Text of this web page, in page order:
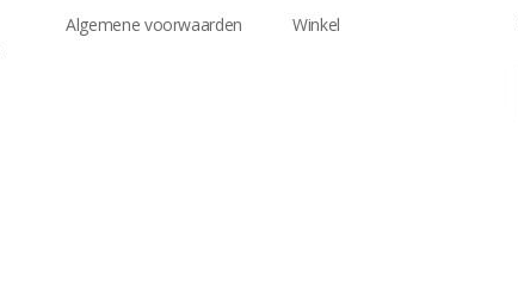
Algemene voorwaarden Winkel